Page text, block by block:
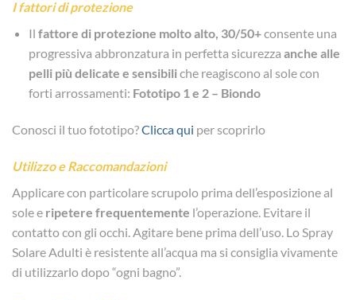
I fattori di protezione
Il fattore di protezione molto alto, 30/50+consente una
progressiva abbronzatura in perfetta sicurezza anche alle
pelli più delicate e sensibiliche reagiscono al sole con
forti arrossamenti: Fototipo 1 e 2 – Biondo
Conosci il tuo fototipo?Clicca qui per scoprirlo
Utilizzo e Raccomandazioni
Applicare con particolare scrupolo prima dell’esposizione al
sole e ripetere frequentemente l’operazione. Evitare il
contatto con gli occhi. Agitare bene prima dell’uso. Lo Spray
Solare Adulti è resistente all’acqua ma si consiglia vivamente
di utilizzarlo dopo “ogni bagno”.